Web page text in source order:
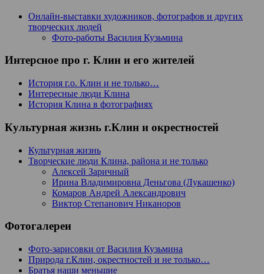
Онлайн-выставки художников, фотографов и других
творческих людей
Фото-работы Василия Кузьмина
Интерсное про г. Клин и его жителей
История г.о. Клин и не только…
Интересные люди Клина
История Клина в фотографиях
Культурная жизнь г.Клин и окрестностей
Культурная жизнь
Творческие люди Клина, района и не только
Алексей Заричный
Ирина Владимировна Деньгова (Лукашенко)
Комаров Андрей Александрович
Виктор Степанович Никаноров
Фотогалереи
Фото-зарисовки от Василия Кузьмина
Природа г.Клин, окрестностей и не только…
Братья наши меньшие